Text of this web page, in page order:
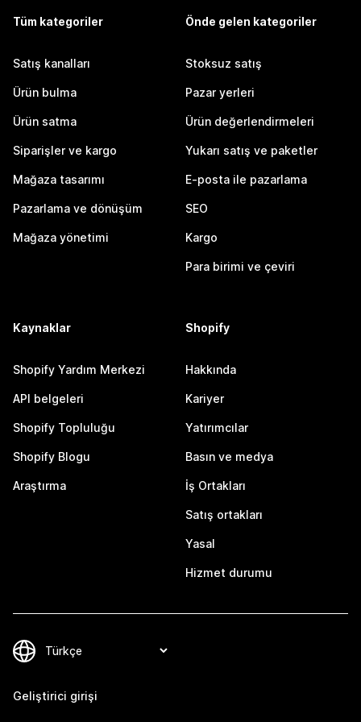
Tüm kategoriler
Satış kanalları
Ürün bulma
Ürün satma
Siparişler ve kargo
Mağaza tasarımı
Pazarlama ve dönüşüm
Mağaza yönetimi
Önde gelen kategoriler
Stoksuz satış
Pazar yerleri
Ürün değerlendirmeleri
Yukarı satış ve paketler
E-posta ile pazarlama
SEO
Kargo
Para birimi ve çeviri
Kaynaklar
Shopify Yardım Merkezi
API belgeleri
Shopify Topluluğu
Shopify Blogu
Araştırma
Shopify
Hakkında
Kariyer
Yatırımcılar
Basın ve medya
İş Ortakları
Satış ortakları
Yasal
Hizmet durumu
Geliştirici girişi